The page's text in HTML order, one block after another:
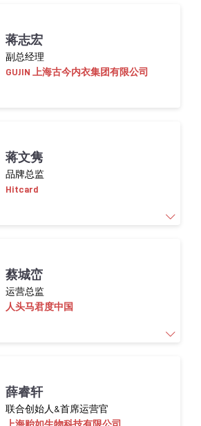
际商业经验，长期深耕国际市
略。职业生涯始于香氛行业，
询与战略顾问领域，服务客户
莱雅等国际集团，项目经验覆
、葡萄酒与烈酒、个人护理等
语，擅长跨市场与跨文化协
益相关方高效沟通，推动企业
洞察转化为清晰、可落地的品
业经验，全面负责集团直采和
采购业务。擅长通过战略采购
创新资源，推动实现品类管理
化，助力企业总拥有成本管理
。
蒋志宏
副总经理
GUJIN 上海古今内衣集团有限公司
蒋文隽
品牌总监
Hitcard
/ CENÈSE
，Babson
Report 评为全美创业学排名
横跨咨询、创业与品牌管理领
安（
。此后创立上海柒分吃，全面
业务管理。凭借多年品牌战
整合营销经验，擅长以商业及
品牌建设，从品牌定位、业务
蔡城峦
运营总监
人头马君度中国
有19年供应链管理经验和13年
经验
薛睿轩
联合创始人&首席运营官
上海贻如生物科技有限公司